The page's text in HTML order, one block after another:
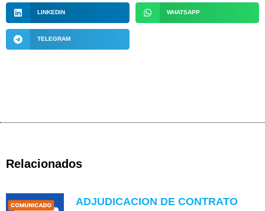
LINKEDIN WHATSAPP
TELEGRAM
Relacionados
ADJUDICACION DE CONTRATO